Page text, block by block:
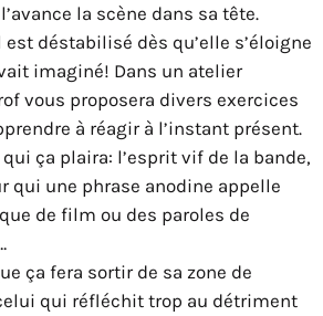
la scène dans sa tête.
déstabilisé dès qu’elle s’éloigne
imaginé! Dans un atelier
vous proposera divers exercices
à réagir à l’instant présent.
qui ça plaira: l’esprit vif de la bande,
qui une phrase anodine appelle
de film ou des paroles de
ça fera sortir de sa zone de
qui réfléchit trop au détriment